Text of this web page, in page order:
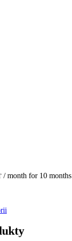
/ month for 10 months